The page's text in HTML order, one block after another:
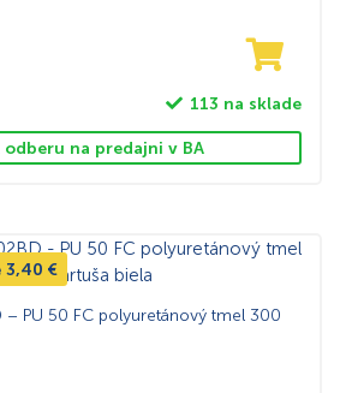
113 na sklade
odberu na predajni v BA
3,40 €
– PU 50 FC polyuretánový tmel 300